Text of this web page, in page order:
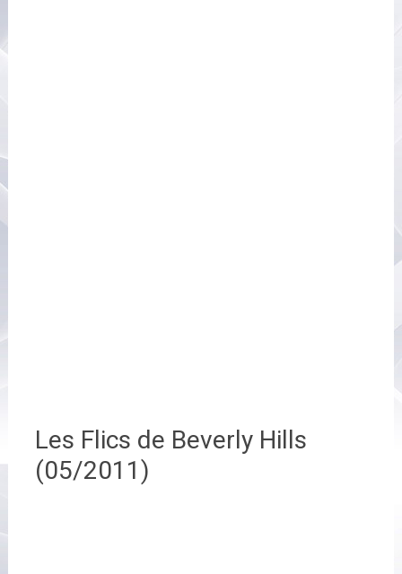
Les Flics de Beverly Hills
(05/2011)